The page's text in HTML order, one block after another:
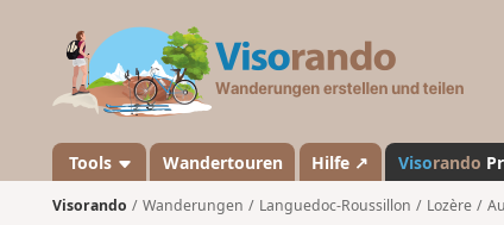
a
n
d
Tools Wandertouren Hilfe ↗ Visorando
Visorando Wanderungen Languedoc-Roussillon Lozère